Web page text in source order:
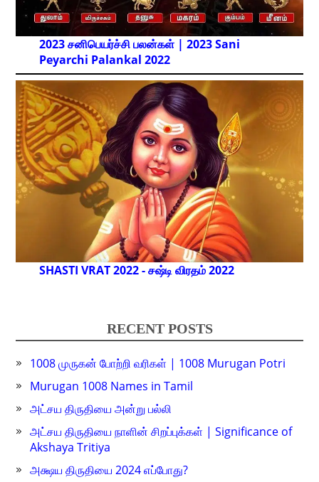
2023 சனிபெயர்ச்சி பலன்கள் | 2023 Sani
Peyarchi Palankal 2022
SHASTI VRAT 2022 - சஷ்டி விரதம் 2022
RECENT POSTS
1008 முருகன் போற்றி வரிகள் | 1008 Murugan Potri
Murugan 1008 Names in Tamil
அட்சய திருதியை அன்று பல்லி
அட்சய திருதியை நாளின் சிறப்புக்கள் | Significance of
Akshaya Tritiya
அக்ஷய திருதியை 2024 எப்போது?